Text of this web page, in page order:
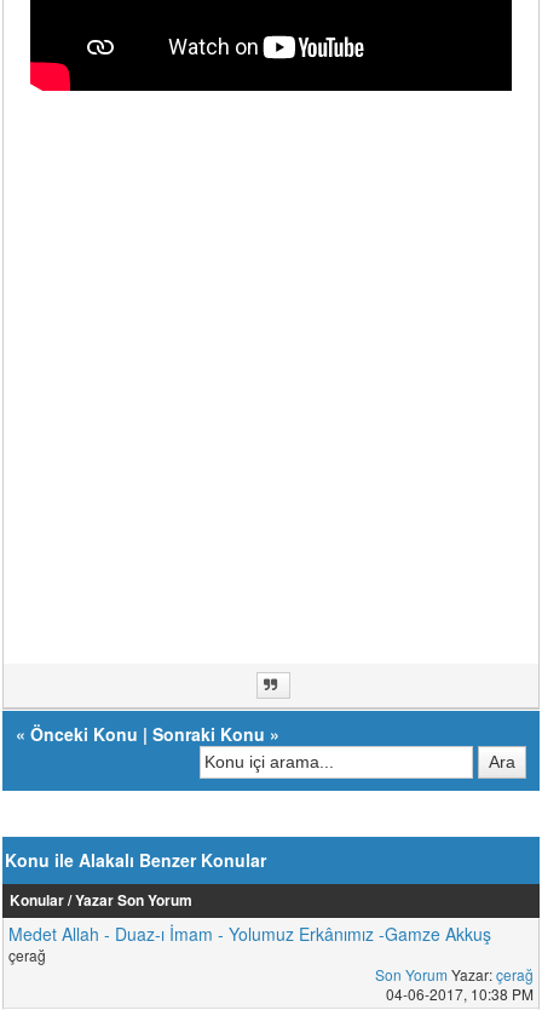
«Önceki Konu |Sonraki Konu »
Konu ile Alakalı Benzer Konular
Konular / YazarSon Yorum
Medet Allah - Duaz-ı İmam - Yolumuz Erkânımız -Gamze Akkuş
çerağ
Son Yorum Yazar:çerağ
04-06-2017, 10:38 PM